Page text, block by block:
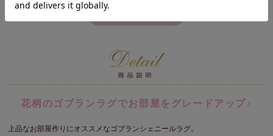
花柄のゴブランラグでお部屋をグレードアップ♪
上品なお部屋作りにオススメなゴブランシェニールラグ。